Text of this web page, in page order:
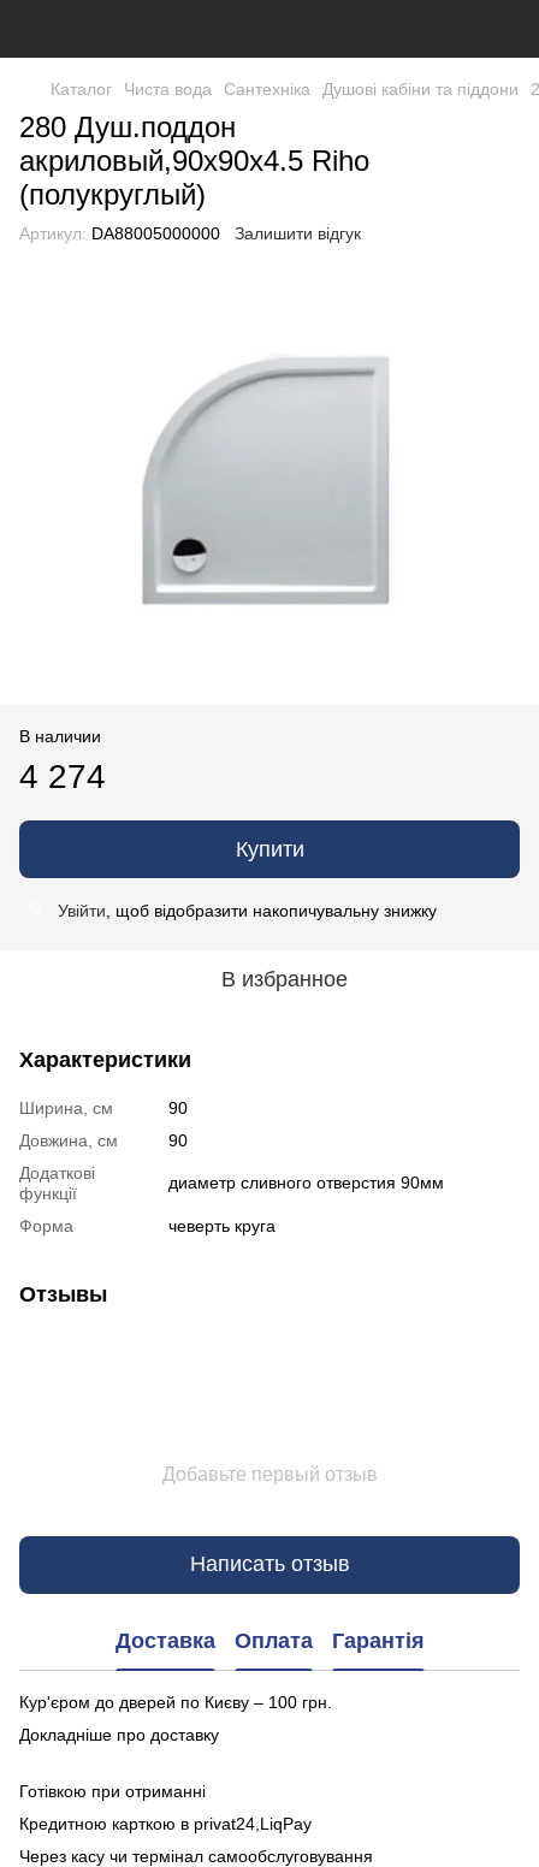
Каталог Чиста вода Сантехніка Душові кабіни та піддони
280 Душ.поддон
акриловый,90х90х4.5 Riho
(полукруглый)
Артикул: DA88005000000 Залишити відгук
В наличии
4 274
Купити
Увійти , щоб відобразити накопичувальну знижку
В избранное
Характеристики
Ширина, см
90
Довжина, см
90
Додаткові
функції
диаметр сливного отверстия 90мм
Форма чеверть круга
Отзывы
Добавьте первый отзыв
Написать отзыв
Доставка Оплата Гарантія
Кур'єром до дверей по Києву – 100 грн.
Докладніше про доставку
Готівкою при отриманні
Кредитною карткою в privat24,LiqPay
Через касу чи термінал самообслуговування